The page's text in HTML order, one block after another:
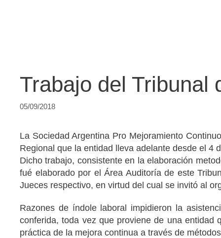
Trabajo del Tribunal
05/09/2018
La Sociedad Argentina Pro Mejoramiento
Regional que la entidad lleva adelante desde el 4
Dicho trabajo, consistente en la elaboración
fué elaborado por el Área Auditoría de este
Jueces respectivo, en virtud del cual se invitó al
Razones de índole laboral impidieron la
conferida, toda vez que proviene de una entidad
práctica de la mejora continua a través de